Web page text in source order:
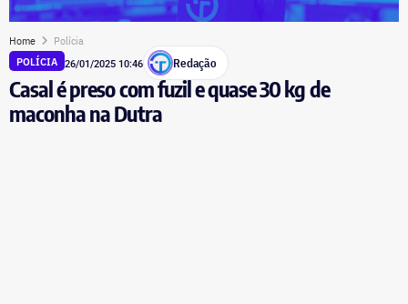
Home Polícia
POLÍCIA 26/01/2025 10:46 Redação
Casal é preso com fuzil e quase 30 kg de
maconha na Dutra